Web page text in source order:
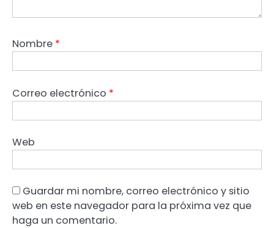
Nombre *
Correo electrónico *
Web
Guardar mi nombre, correo electrónico y sitio
web en este navegador para la próxima vez que
haga un comentario.